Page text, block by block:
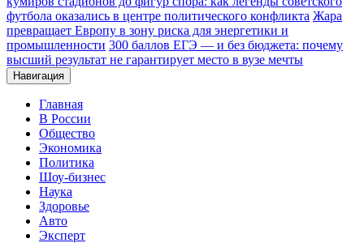
футбола оказались в центре политического конфликта Жара
превращает Европу в зону риска для энергетики и
промышленности 300 баллов ЕГЭ — и без бюджета: почему
высший результат не гарантирует место в вузе мечты
Навигация
Главная
В России
Общество
Экономика
Политика
Шоу-бизнес
Наука
Здоровье
Авто
Эксперт